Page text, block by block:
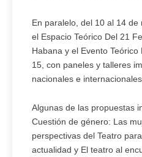
En paralelo, del 10 al 14
el Espacio Teórico Del 21
Habana y el Evento
15, con paneles y talleres
nacionales e
Algunas de las propuestas
Cuestión de género: Las
perspectivas del Teatro
actualidad y El teatro al